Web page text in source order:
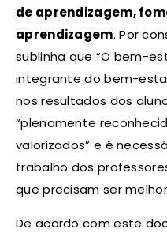
de aprendizagem,
aprendizagem. Por
sublinha que “O bem-
integrante do bem-
nos resultados dos
“plenamente
valorizados” e é
trabalho dos
que precisam ser
De acordo com este